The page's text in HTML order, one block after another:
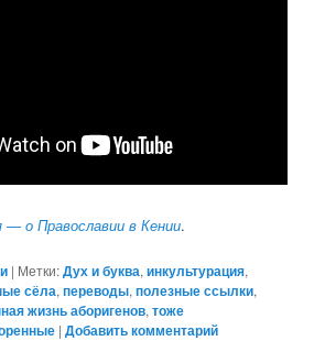
— о Православии в Кении.
| Метки:Дух и буква,инкультурация,
сёла,переводы,полезные ссылки,
жизнь аборигенов,тоже
|Добавить комментарий